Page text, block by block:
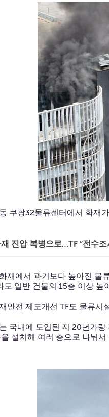
쿠팡32물류센터에서 화재
진압 복병으로…TF “전수조
재에서 과거보다 높아진 물
도 일반 건물의 15층 이상 높
안전 제도개선 TF도 물류
국내에 도입된 지 20년가
설치해 여러 층으로 나눠